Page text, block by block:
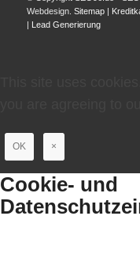
Webdesign. Sitemap|
| Lead Generierung
OK ×
Cookie- und